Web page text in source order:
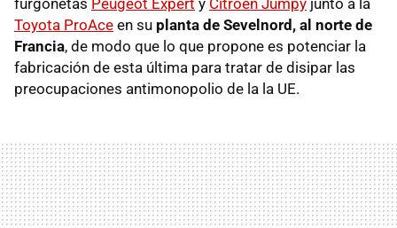
furgonetas Peugeot Expert y Citroën Jumpy junto a la
Toyota ProAce en su planta de Sevelnord, al norte de
Francia, de modo que lo que propone es potenciar la
fabricación de esta última para tratar de disipar las
preocupaciones antimonopolio de la la UE.